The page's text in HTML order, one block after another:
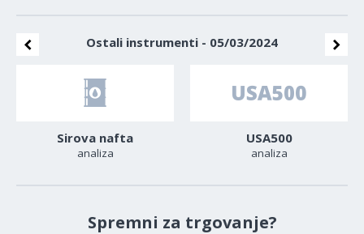
Ostali instrumenti - 05/03/2024
Sirova nafta
analiza
USA500
analiza
Spremni za trgovanje?